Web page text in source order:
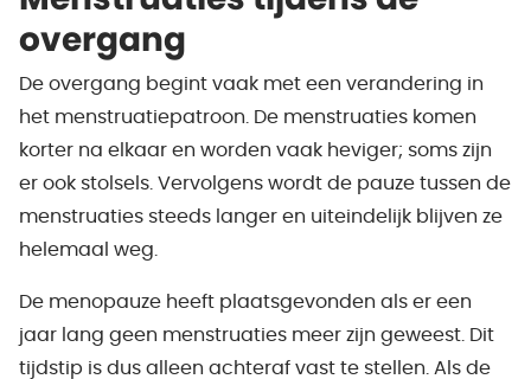
overgang
De overgang begint vaak met een verandering in
het menstruatiepatroon. De menstruaties komen
korter na elkaar en worden vaak heviger; soms zijn
er ook stolsels. Vervolgens wordt de pauze tussen de
menstruaties steeds langer en uiteindelijk blijven ze
helemaal weg.
De menopauze heeft plaatsgevonden als er een
jaar lang geen menstruaties meer zijn geweest. Dit
tijdstip is dus alleen achteraf vast te stellen. Als de